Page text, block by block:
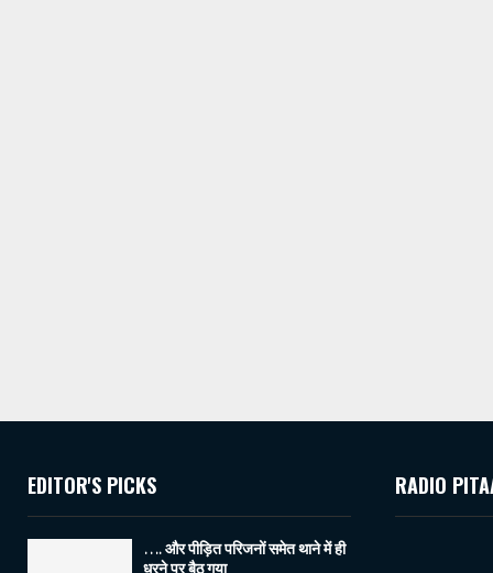
EDITOR'S PICKS
…. और पीड़ित परिजनों समेत थाने में ही
धरने पर बैठ गया
RADIO